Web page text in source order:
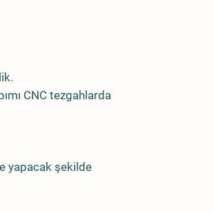
CNC tezgahlarda
yapacak şekilde